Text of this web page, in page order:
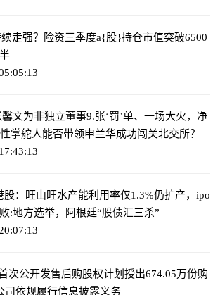
走强？
险资三季度a{股}持仓市值突破6500
文为非独立董事9.张‘罚’单、一场大火，净
掌舵人能否带领申兰华成功闯关北交所？
股：旺山旺水产能利用率仅1.3%仍扩产，ipo
:地方选举，阿根廷“股债汇三杀”
次公开发售后购股权计划授出674.05万份购
司依规履行信息披露义务